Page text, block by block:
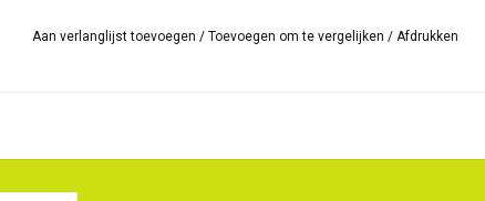
SolarFast is geschikt voor alle natuurlijke vezels zoals katoen, linnen,
Aan verlanglijst toevoegen/Toevoegen om te vergelijken/Afdrukken